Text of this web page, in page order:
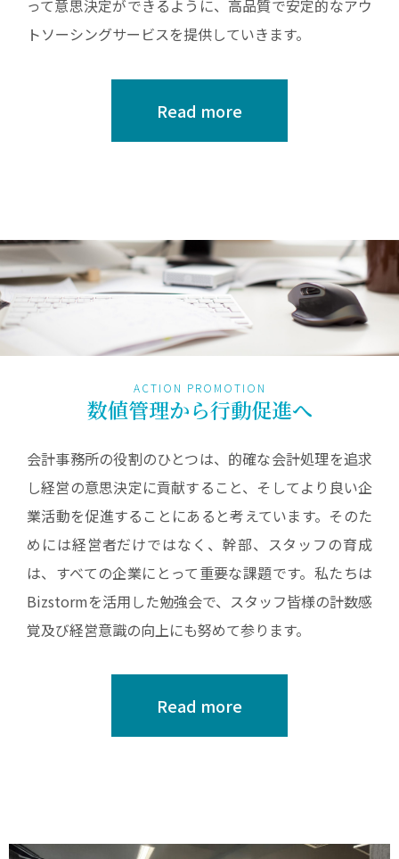
って意思決定ができるように、高品質で安定的なアウ
トソーシングサービスを提供していきます。
Read more
ACTION PROMOTION
数値管理から行動促進へ
会計事務所の役割のひとつは、的確な会計処理を追求
し経営の意思決定に貢献すること、そしてより良い企
業活動を促進することにあると考えています。そのた
めには経営者だけではなく、幹部、スタッフの育成
は、すべての企業にとって重要な課題です。私たちは
Bizstormを活用した勉強会で、スタッフ皆様の計数感
覚及び経営意識の向上にも努めて参ります。
Read more